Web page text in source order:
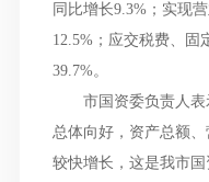
同比增长9.3%；实现
12.5%；应交税费、固
39.7%。
市国资委负责人表
总体向好，资产总额
较快增长，这是我市